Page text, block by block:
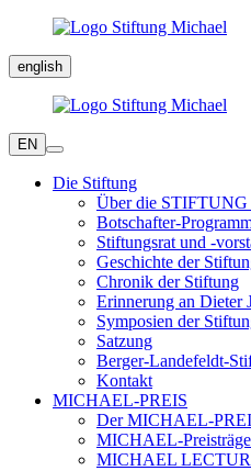
english
EN
Die Stiftung
Über die
Botschafter-
Stiftungsrat und -
Geschichte der
Chronik der Stiftung
Erinnerung an Dieter
Symposien der
Satzung
Berger-Landefeldt-
Kontakt
MICHAEL-PREIS
Der MICHAEL-
MICHAEL-
MICHAEL